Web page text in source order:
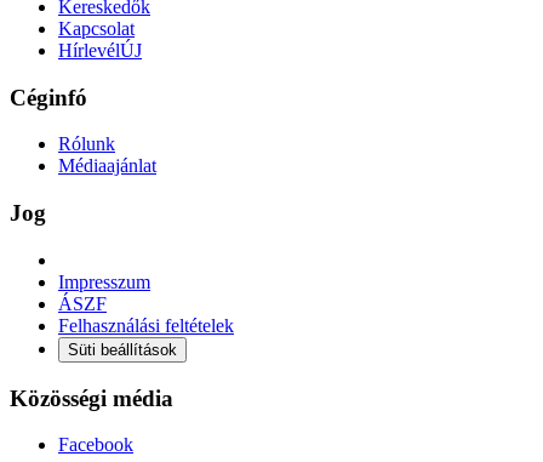
Kereskedők
Kapcsolat
HírlevélÚJ
Céginfó
Rólunk
Médiaajánlat
Jog
Impresszum
ÁSZF
Felhasználási feltételek
Süti beállítások
Közösségi média
Facebook